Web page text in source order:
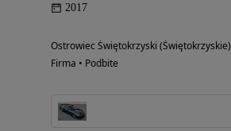
2017
Ostrowiec Świętokrzyski (Świętokrzyskie)
Firma • Podbite